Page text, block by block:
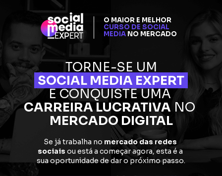
TORNE-SE UM
SOCIAL MEDIA EXPERT
CARREIRA LUCRATIVA
NO
MERCADO DIGITAL
CURSO DE SOCIAL
MEDIA NO MERCADO
Se já trabalha no mercado das redes
sociais ou está a começar agora, esta é a
sua oportunidade de dar o próximo passo.